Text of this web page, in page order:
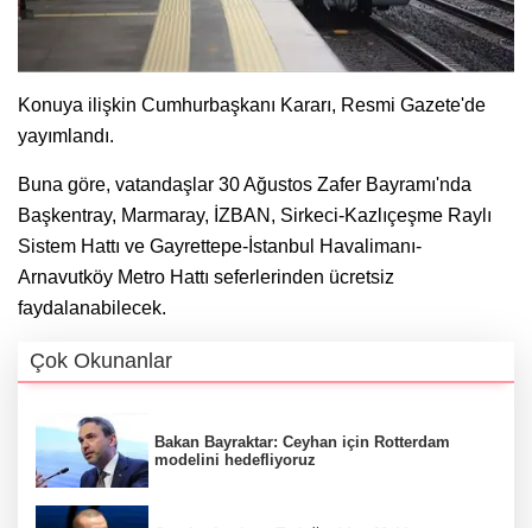
Konuya ilişkin Cumhurbaşkanı Kararı, Resmi Gazete'de
yayımlandı.
Buna göre, vatandaşlar 30 Ağustos Zafer Bayramı'nda
Başkentray, Marmaray, İZBAN, Sirkeci-Kazlıçeşme Raylı
Sistem Hattı ve Gayrettepe-İstanbul Havalimanı-
Arnavutköy Metro Hattı seferlerinden ücretsiz
faydalanabilecek.
Çok Okunanlar
Bakan Bayraktar: Ceyhan için Rotterdam
modelini hedefliyoruz